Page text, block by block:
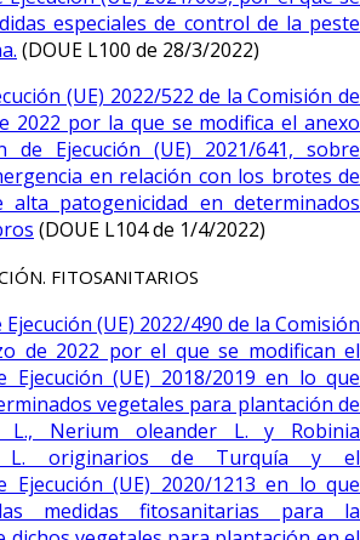
especiales de control de la peste
(DOUE L100 de 28/3/2022)
(UE) 2022/522 de la Comisión de
2022 por la que se modifica el anexo
de Ejecución (UE) 2021/641, sobre
en relación con los brotes de
patogenicidad en determinados
(DOUE L104 de 1/4/2022)
FITOSANITARIOS
(UE) 2022/490 de la Comisión
de 2022 por el que se modifican el
Ejecución (UE) 2018/2019 en lo que
vegetales para plantación de
L., Nerium oleander L. y Robinia
L. originarios de Turquía y el
Ejecución (UE) 2020/1213 en lo que
medidas fitosanitarias para la